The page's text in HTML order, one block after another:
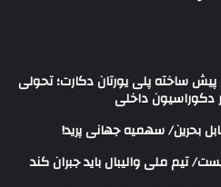
پیش ساخته پلی یورتان دکارت؛ تحولی
دکوراسیون داخلی
بحرین/ سهمیه جهانی پرید!
تیم ملی والیبال باید جبران کند